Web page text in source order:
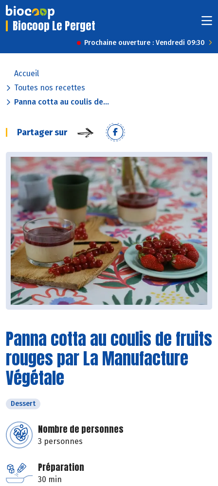
Biocoop Le Perget
Prochaine ouverture : Vendredi 09:30
Accueil
Toutes nos recettes
Panna cotta au coulis de...
Partager sur
Panna cotta au coulis de fruits
rouges par La Manufacture
Végétale
Dessert
Nombre de personnes
3 personnes
Préparation
30 min